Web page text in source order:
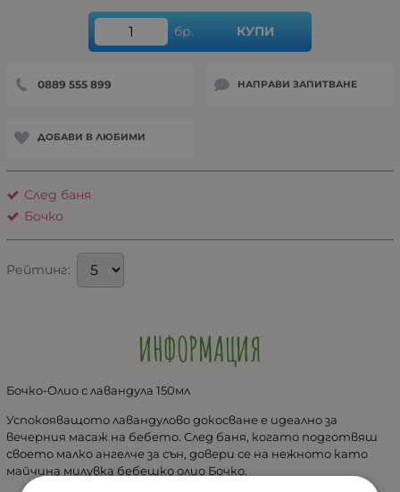
бр. КУПИ
0889 555 899 НАПРАВИ ЗАПИТВАНЕ
ДОБАВИ В ЛЮБИМИ
След баня
Бочко
Рейтинг:
ИНФОРМАЦИЯ
Бочко-Олио с лавандула 150мл
Успокояващото лавандулово докосване е идеално за
вечерния масаж на бебето. След баня, когато подготвяш
своето малко ангелче за сън, довери се на нежното като
майчина милувка бебешко олио Бочко.